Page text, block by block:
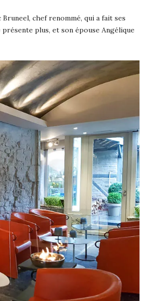
chef renommé, qui a fait ses
plus, et son épouse Angélique